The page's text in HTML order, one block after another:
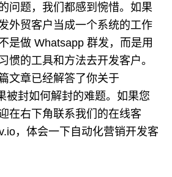
问题，我们都感到惋惜。如果
外贸客户当成一个系统的工作
是做 Whatsapp 群发，而是用
惯的工具和方法去开发客户。
文章已经解答了你关于
被封如何解封的难题。如果您
在右下角联系我们的在线客
，体会一下自动化营销开发客